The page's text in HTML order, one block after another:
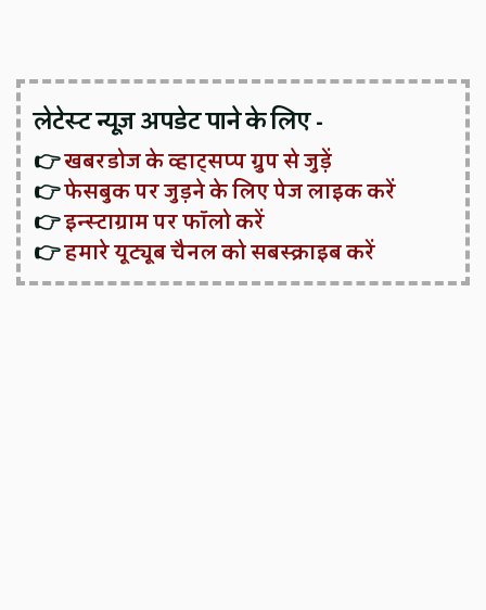
लेटेस्ट न्यूज़ अपडेट पाने के लिए -
👉खबरडोज के व्हाट्सप्प ग्रुप से जुड़ें
👉फेसबुक पर जुड़ने के लिए पेज लाइक करें
👉इन्स्टाग्राम पर फॉलो करें
👉हमारे यूट्यूब चैनल को सबस्क्राइब करें